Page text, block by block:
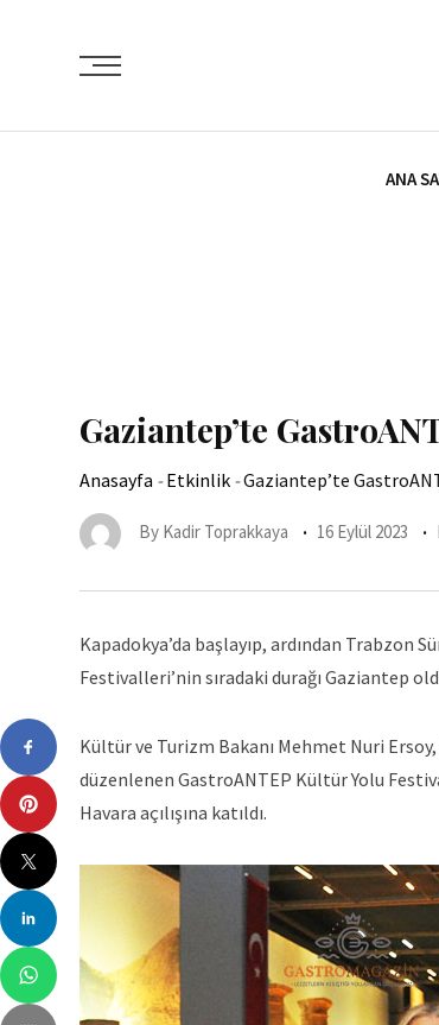
ANA
Gaziantep’te
Anasayfa -Etkinlik -Gaziantep’te
By Kadir Toprakkaya 16 Eylül 2023
Kapadokya’da başlayıp, ardından Trabzon
Festivalleri’nin sıradaki durağı Gaziantep
Kültür ve Turizm Bakanı Mehmet Nuri
düzenlenen GastroANTEP Kültür Yolu
Havara açılışına katıldı.